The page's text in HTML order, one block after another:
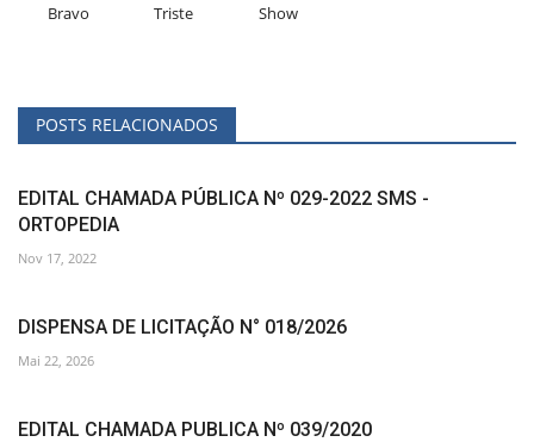
Bravo Triste Show
POSTS RELACIONADOS
EDITAL CHAMADA PÚBLICA Nº 029-2022 SMS -
ORTOPEDIA
Nov 17, 2022
DISPENSA DE LICITAÇÃO N° 018/2026
Mai 22, 2026
EDITAL CHAMADA PUBLICA Nº 039/2020